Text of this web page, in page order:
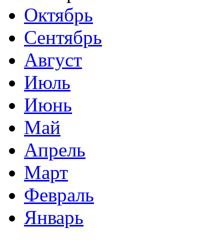
Октябрь
Сентябрь
Август
Июль
Июнь
Май
Апрель
Март
Февраль
Январь